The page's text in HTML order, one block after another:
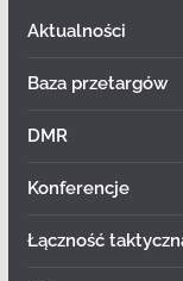
Aktualności
Baza przetargów
DMR
Konferencje
Łączność